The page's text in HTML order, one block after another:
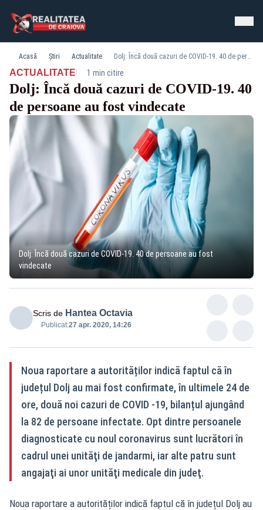
Acasă Știri Actualitate Dolj: Încă două cazuri de COVID-19. 40 de persoane au fost vindecate
ACTUALITATE· 1 min citire
Dolj: Încă două cazuri de COVID-19. 40
de persoane au fost vindecate
Dolj: Încă două cazuri de COVID-19. 40 de persoane au fost
vindecate
Scris de Hantea Octavia
Publicat:27 apr. 2020, 14:26
Noua raportare a autorităților indică faptul că în
județul Dolj au mai fost confirmate, în ultimele 24 de
ore, două noi cazuri de COVID -19, bilanțul ajungând
la 82 de persoane infectate. Opt dintre persoanele
diagnosticate cu noul coronavirus sunt lucrători în
cadrul unei unităţi de jandarmi, iar alte patru sunt
angajaţi ai unor unităţi medicale din judeţ.
Noua raportare a autorităților indică faptul că în județul Dolj au